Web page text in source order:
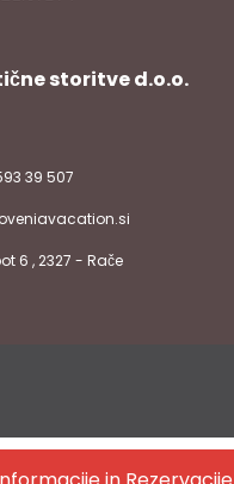
storitve d.o.o.
39 507
6 , 2327 - Rače